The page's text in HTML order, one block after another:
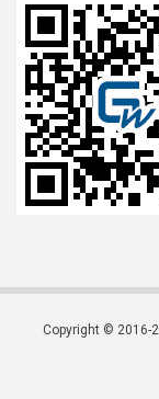
Copyright © 2016-